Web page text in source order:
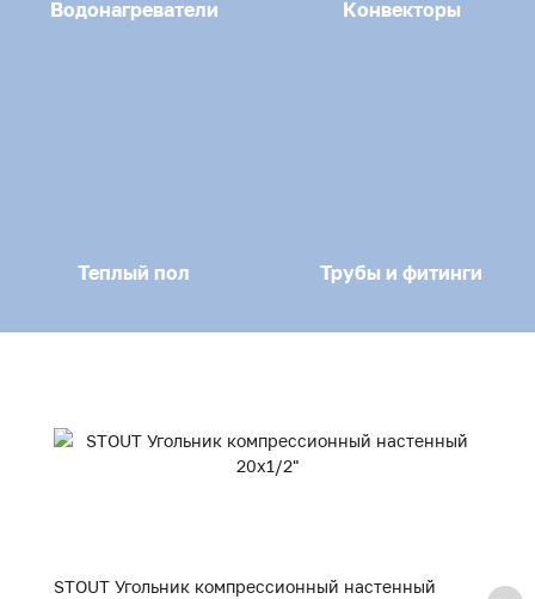
Водонагреватели Конвекторы
Теплый пол Трубы и фитинги
STOUT Угольник компрессионный настенный